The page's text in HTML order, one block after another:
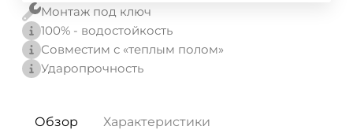
Монтаж под ключ
100% - водостойкость
Совместим с «теплым полом»
Ударопрочность
Обзор Характеристики